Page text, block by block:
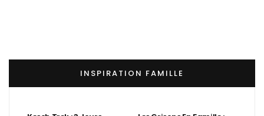
INSPIRATION FAMILLE